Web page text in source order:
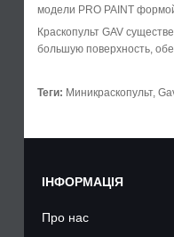
модели PRO PAINT
Краскопульт GAV
большую поверхность,
Теги: Миникраскопульт,
ІНФОРМАЦІЯ
Про нас